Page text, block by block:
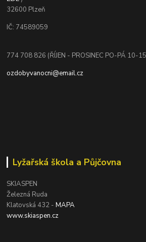
32600 Plzeň
IČ: 74589059
774 708 826 (ŘÍJEN - PROSINEC PO-PÁ 10-
ozdobyvanocni@email.cz
Lyžařská škola a Půjčovna
SKIASPEN
Železná Ruda
Klatovská 432 -MAPA
www.skiaspen.cz